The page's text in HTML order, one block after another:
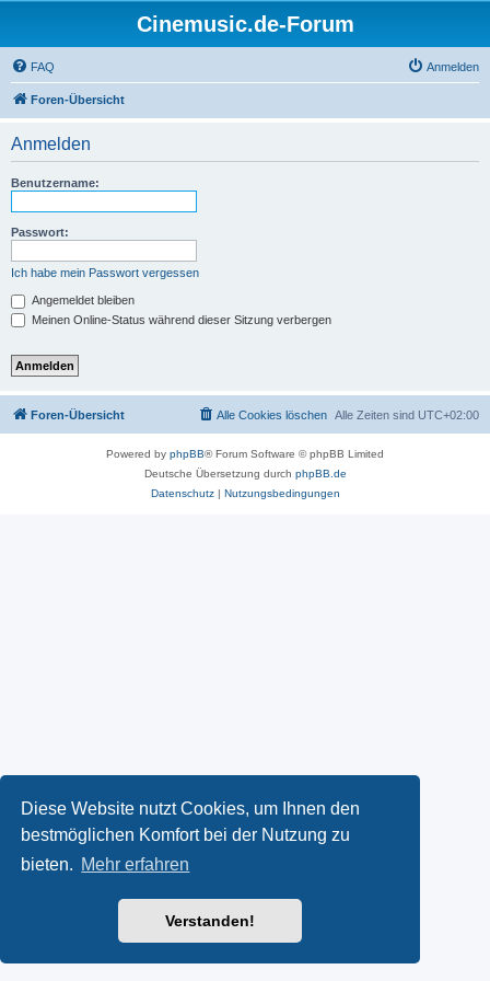
Diese Website nutzt Cookies, um Ihnen den
bestmöglichen Komfort bei der Nutzung zu
bieten. Mehr erfahren
Verstanden!
Cinemusic.de-Forum
FAQ Anmelden
Foren-Übersicht
Anmelden
Benutzername:
Passwort:
Ich habe mein Passwort vergessen
Angemeldet bleiben
Meinen Online-Status während dieser Sitzung verbergen
Foren-Übersicht Alle Zeiten sind UTC+02:00
Alle Cookies löschen
Powered by phpBB® Forum Software © phpBB Limited
Deutsche Übersetzung durch phpBB.de
Datenschutz| Nutzungsbedingungen